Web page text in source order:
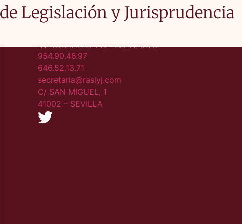
de Legislación y Jurisprudencia
INFORMACIÓN DE CONTACTO
954.90.46.97
646.52.13.71
secretaria@raslyj.com
C/ SAN MIGUEL, 1
41002 – SEVILLA​